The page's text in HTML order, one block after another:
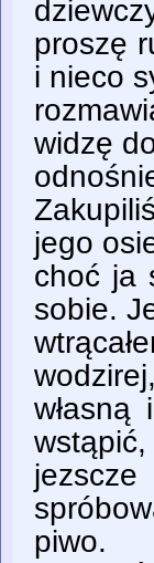
proszę
i nieco
widzę
jego
choć ja
sobie.
wstąpić,
piwo.